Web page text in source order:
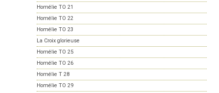
Homélie TO 21
Homélie TO 22
Homélie TO 23
La Croix glorieuse
Homélie TO 25
Homélie TO 26
Homélie T 28
Homélie TO 29